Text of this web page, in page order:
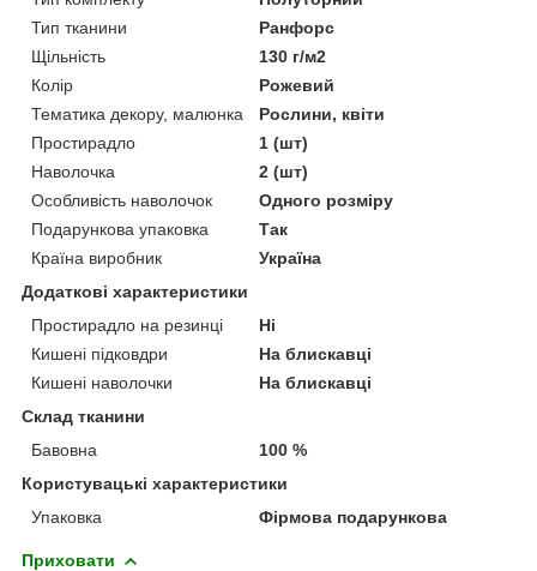
Тип тканини
Ранфорс
Щільність
130 г/м2
Колір
Рожевий
Тематика декору, малюнка
Рослини, квіти
Простирадло
1 (шт)
Наволочка
2 (шт)
Особливість наволочок
Одного розміру
Подарункова упаковка
Так
Країна виробник
Україна
Додаткові характеристики
Простирадло на резинці
Ні
Кишені підковдри
На блискавці
Кишені наволочки
На блискавці
Склад тканини
Бавовна
100 %
Користувацькі характеристики
Упаковка
Фірмова подарункова
Приховати